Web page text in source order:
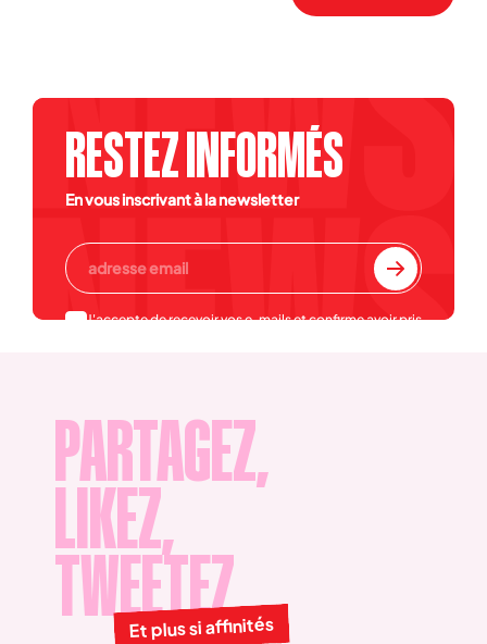
RESTEZ INFORMÉS
En vous inscrivant à la newsletter
J'accepte de recevoir vos e-mails et confirme avoir pris
PARTAGEZ,
LIKEZ,
TWEETEZ
Et plus si affinités